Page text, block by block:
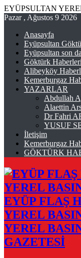
EYÜPSULTAN
Pazar , Ağustos 9 2026
Anasayfa
Eyüpsultan
Eyüpsultan son
Göktürk Haberleri
Alibeyköy
Kemerburgaz
YAZARLAR
Abdullah
Alaettin
Dr Fahri
YUSUF
İletişim
Kemerburgaz
GÖKTÜRK
EYÜP FLAŞ
YEREL
YEREL
GAZETESİ